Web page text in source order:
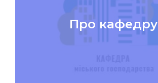
Про кафедру